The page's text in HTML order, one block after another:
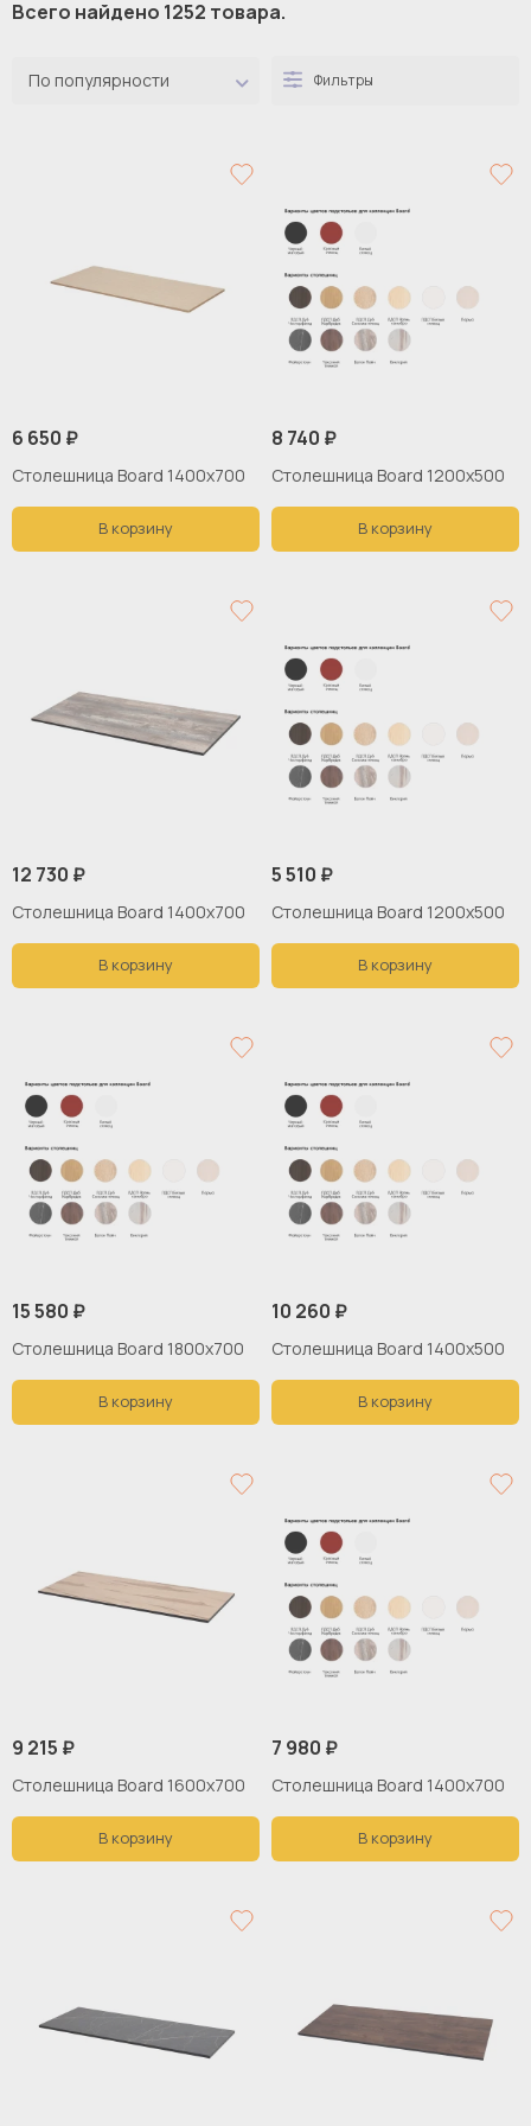
Всего найдено 1252 товара.
По популярности Фильтры
6 650 ₽
Столешница Board 1400x700
В корзину
8 740 ₽
Столешница Board 1200x500
В корзину
12 730 ₽
Столешница Board 1400x700
В корзину
5 510 ₽
Столешница Board 1200x500
В корзину
15 580 ₽
Столешница Board 1800х700
В корзину
10 260 ₽
Столешница Board 1400x500
В корзину
9 215 ₽
Столешница Board 1600x700
В корзину
7 980 ₽
Столешница Board 1400x700
В корзину